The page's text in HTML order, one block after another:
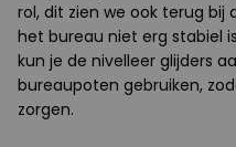
rol, dit zien we ook terug bij
het bureau niet erg stabiel
kun je de nivelleer glijders
bureaupoten gebruiken,
zorgen.